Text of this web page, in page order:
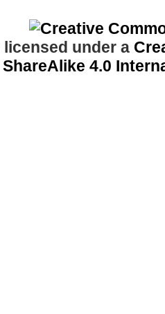
under a
ShareAlike 4.0